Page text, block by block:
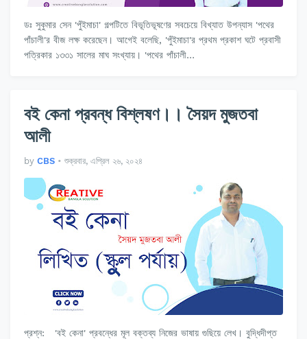
ডঃ সুকুমার সেন 'পুঁইমাচা' গল্পটিতে বিভূতিভূষণের সবচেয়ে বিখ্যাত উপন্যাস 'পথের
পাঁচালী'র বীজ লক্ষ করেছেন। আগেই বলেছি, 'পুঁইমাচা'র প্রথম প্রকাশ ঘটে প্রবাসী
পত্রিকার ১৩৩১ সালের মাঘ সংখ্যায়। 'পথের পাঁচালী…
বই কেনা প্রবন্ধ বিশ্লষণ।। সৈয়দ মুজতবা
আলী
by CBS • শুক্রবার, এপ্রিল ২৬, ২০২৪
প্রশ্ন: 'বই কেনা' প্রবন্ধের মূল বক্তব্য নিজের ভাষায় গুছিয়ে লেখ। বুদ্ধিদীপ্ত